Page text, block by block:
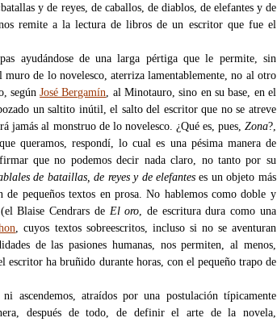
y de reyes, de caballos, de diablos, de elefantes y de
remite a la lectura de libros de un escritor que fue el
ayudándose de una larga pértiga que le permite, sin
muro de lo novelesco, aterriza lamentablemente, no al otro
segúnJosé Bergamín , al Minotauro, sino en su base, en el
un saltito inútil, el salto del escritor que no se atreve
jamás al monstruo de lo novelesco. ¿Qué es, pues, Zona?,
queramos, respondí, lo cual es una pésima manera de
que no podemos decir nada claro, no tanto por su
de bataillas, de reyes y de elefantes es un objeto más
pequeños textos en prosa. No hablemos como doble y
Blaise Cendrars de El oro , de escritura dura como una
, cuyos textos sobreescritos, incluso si no se aventuran
de las pasiones humanas, nos permiten, al menos,
escritor ha bruñido durante horas, con el pequeño trapo de
ascendemos, atraídos por una postulación típicamente
después de todo, de definir el arte de la novela,